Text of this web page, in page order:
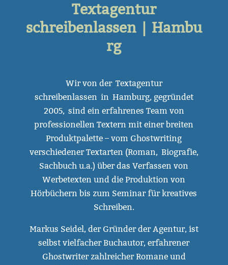
Textagentur
schreibenlassen | Hambu
rg
Wir von der Textagentur
schreibenlassen in Hamburg, gegründet
2005, sind ein erfahrenes Team von
professionellen Textern mit einer breiten
Produktpalette – vom Ghostwriting
verschiedener Textarten (Roman, Biografie,
Sachbuch u.a.) über das Verfassen von
Werbetexten und die Produktion von
Hörbüchern bis zum Seminar für kreatives
Schreiben.
Markus Seidel, der Gründer der Agentur, ist
selbst vielfacher Buchautor, erfahrener
Ghostwriter zahlreicher Romane und